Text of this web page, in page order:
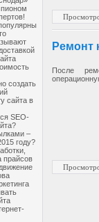
создать
сайта в
SEO-
–
году?
прайсов
Ремонт
После